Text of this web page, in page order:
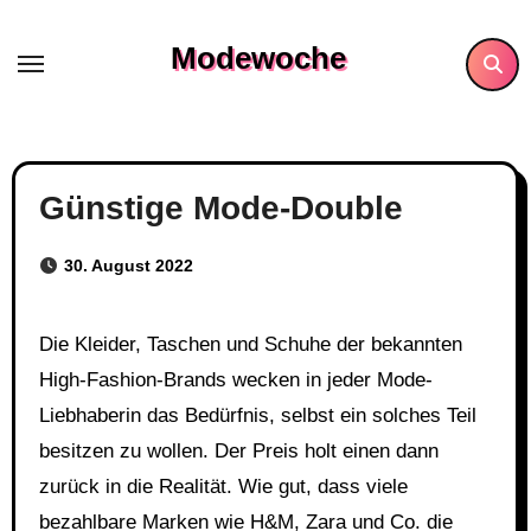
content
Modewoche
Günstige Mode-Double
30. August 2022
Die Kleider, Taschen und Schuhe der bekannten
High-Fashion-Brands wecken in jeder Mode-
Liebhaberin das Bedürfnis, selbst ein solches Teil
besitzen zu wollen. Der Preis holt einen dann
zurück in die Realität. Wie gut, dass viele
bezahlbare Marken wie H&M, Zara und Co. die